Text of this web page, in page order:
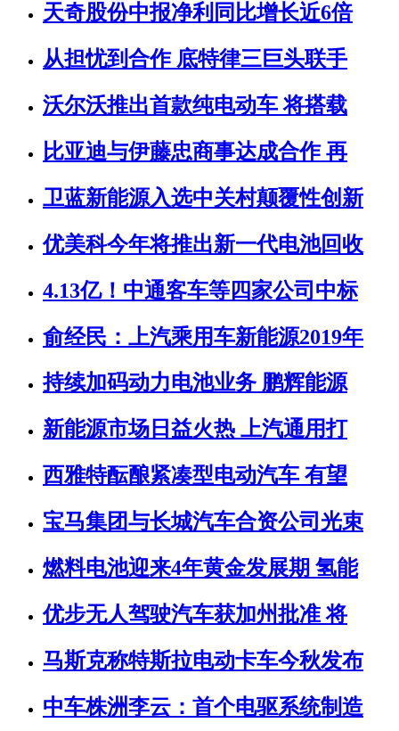
天奇股份中报净利同比增长近6倍
从担忧到合作 底特律三巨头联手
沃尔沃推出首款纯电动车 将搭载
比亚迪与伊藤忠商事达成合作 再
卫蓝新能源入选中关村颠覆性创新
优美科今年将推出新一代电池回收
4.13亿！中通客车等四家公司中标
俞经民：上汽乘用车新能源2019年
持续加码动力电池业务 鹏辉能源
新能源市场日益火热 上汽通用打
西雅特酝酿紧凑型电动汽车 有望
宝马集团与长城汽车合资公司光束
燃料电池迎来4年黄金发展期 氢能
优步无人驾驶汽车获加州批准 将
马斯克称特斯拉电动卡车今秋发布
中车株洲李云：首个电驱系统制造